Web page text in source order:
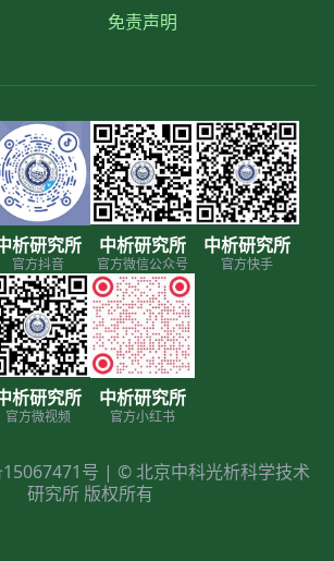
免责声明
析研究所
官方抖音
中析研究所
官方微信公众号
中析研究所
官方快手
析研究所
官方微视频
中析研究所
官方小红书
号 | © 北京中科光析科学技术
研究所 版权所有